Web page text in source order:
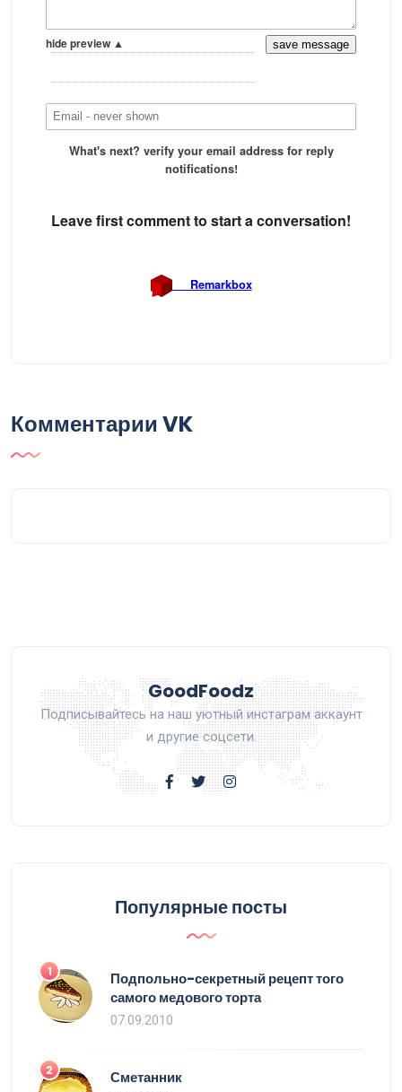
Комментарии VK
GoodFoodz
Подписывайтесь на наш уютный инстаграм аккаунт
и другие соцсети.
Популярные посты
1
Подпольно-секретный рецепт того
самого медового торта
07.09.2010
2 Сметанник